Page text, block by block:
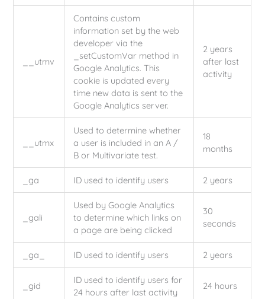
__utmv
Contains custom
information set by the web
developer via the
_setCustomVar method in
Google Analytics. This
cookie is updated every
time new data is sent to the
Google Analytics server.
2 years
after last
activity
__utmx
Used to determine whether
a user is included in an A /
B or Multivariate test.
18
months
_ga ID used to identify users 2 years
_gali
Used by Google Analytics
to determine which links on
a page are being clicked
30
seconds
_ga_ ID used to identify users 2 years
_gid
ID used to identify users for
24 hours after last activity
24 hours